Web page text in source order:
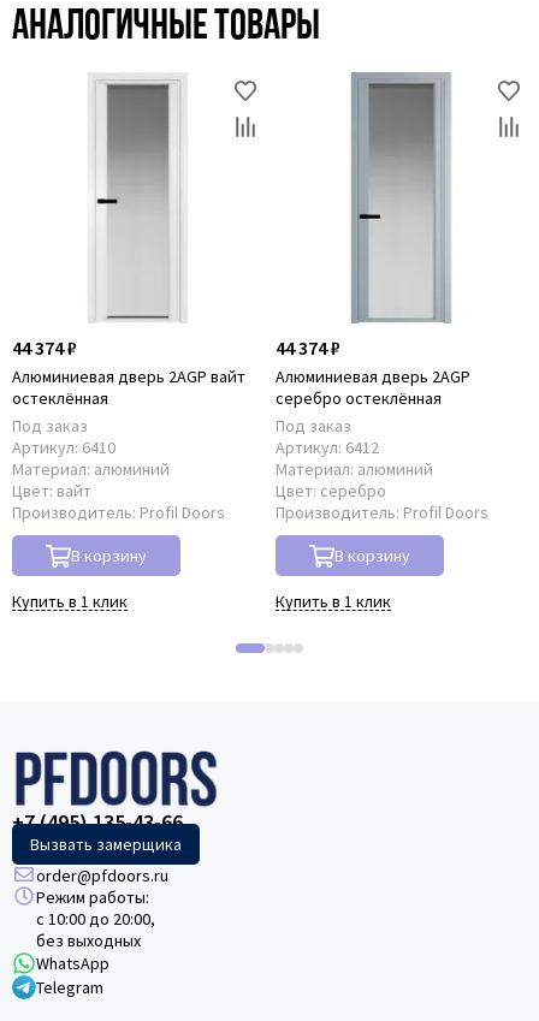
Аналогичные товары
44 374 ₽
Алюминиевая дверь 2AGP вайт
остеклённая
Под заказ
Артикул: 6410
Материал: алюминий
Цвет: вайт
Производитель: Profil Doors
В корзину
Купить в 1 клик
44 374 ₽
Алюминиевая дверь 2AGP
серебро остеклённая
Под заказ
Артикул: 6412
Материал: алюминий
Цвет: серебро
Производитель: Profil Doors
В корзину
Купить в 1 клик
+7 (495) 135-43-66
Вызвать замерщика
order@pfdoors.ru
Режим работы:
с 10:00 до 20:00,
без выходных
WhatsApp
Telegram